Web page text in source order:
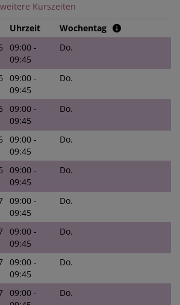
weitere Kurszeiten
Uhrzeit
Wochentag
09:00 -
09:45
Do.
09:00 -
09:45
Do.
09:00 -
09:45
Do.
09:00 -
09:45
Do.
09:00 -
09:45
Do.
09:00 -
09:45
Do.
09:00 -
09:45
Do.
09:00 -
09:45
Do.
09:00 -
Do.